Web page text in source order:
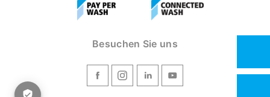
Besuchen Sie uns